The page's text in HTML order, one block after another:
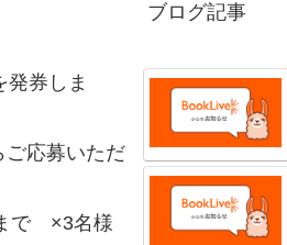
券しま
ご応募いただ
で ×3名様
ブログ記事